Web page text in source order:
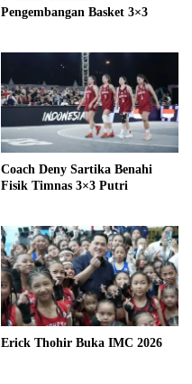
Pengembangan Basket 3×3
Coach Deny Sartika Benahi
Fisik Timnas 3×3 Putri
Erick Thohir Buka IMC 2026